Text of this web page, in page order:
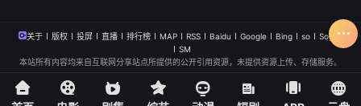
关于 版权 投屏 直播 排行榜 MAP RSS Baidu Google Bing so
Sogou
SM
本站所有内容均来自互联网分享站点所提供的公开引用资源，未提供资源上传、存储服务。